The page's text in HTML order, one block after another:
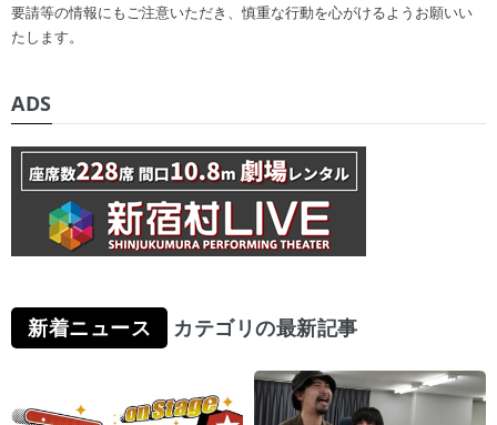
要請等の情報にもご注意いただき、慎重な行動を心がけるようお願いい
たします。
ADS
新着ニュース カテゴリの最新記事